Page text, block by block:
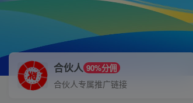
合伙人 90%分佣
合伙人专属推广链接